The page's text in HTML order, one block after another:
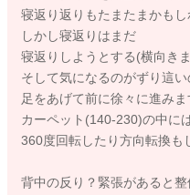
寝返り返りもたまたまかも
しかし寝返りはまだ
寝返りしようとする(横向き
そして気になるのがずり這
足をあげて前に徐々に進みま
カーペット(140-230)の中に
360度回転したり方向転換も
背中の反り？緊張があると